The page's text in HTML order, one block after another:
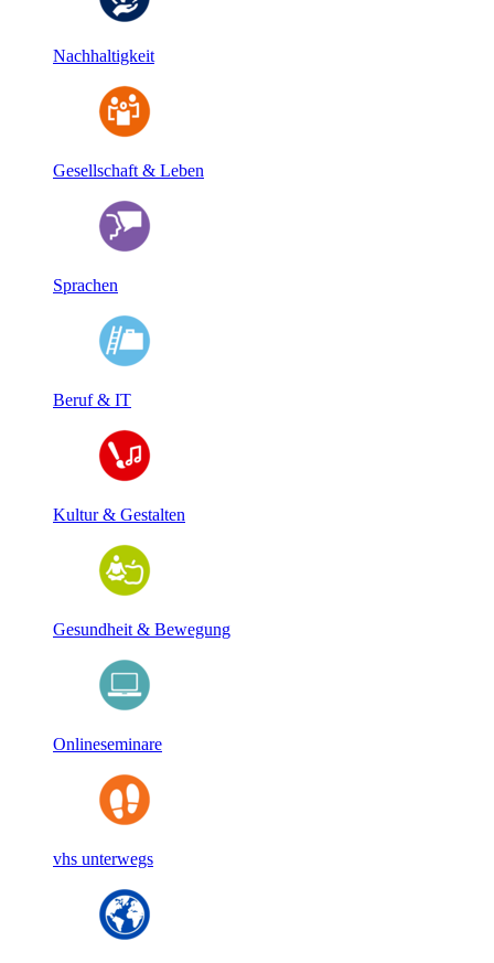
Nachhaltigkeit
Gesellschaft & Leben
Sprachen
Beruf & IT
Kultur & Gestalten
Gesundheit & Bewegung
Onlineseminare
vhs unterwegs